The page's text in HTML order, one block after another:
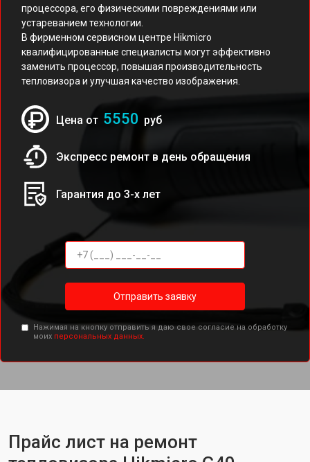
процессора, его физическими повреждениями или
устареванием технологии.
В фирменном сервисном центре Hikmicro
квалифицированные специалисты могут эффективно
заменить процессор, повышая производительность
тепловизора и улучшая качество изображения.
Цена от 5550 руб
Экспресс ремонт в день обращения
Гарантия до 3-х лет
Отправить заявку
Нажимая на кнопку отправить я даю свое согласие на обработку
моих персональных данных.
Прайс лист на ремонт